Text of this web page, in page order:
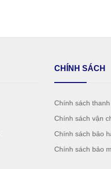
CHÍNH SÁCH
Chính sách
Chính sách vận
Chính sách bảo
Chính sách bảo